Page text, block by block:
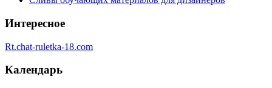
Интересное
Rt.chat-ruletka-18.com
Календарь